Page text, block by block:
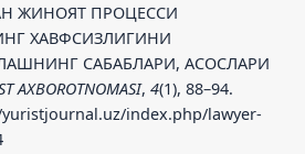
ЖИНОЯТ ПРОЦЕССИ
ХАВФСИЗЛИГИНИ
САБАБЛАРИ, АСОСЛАРИ
AXBOROTNOMASI, 4(1), 88–94.
index.php/lawyer-